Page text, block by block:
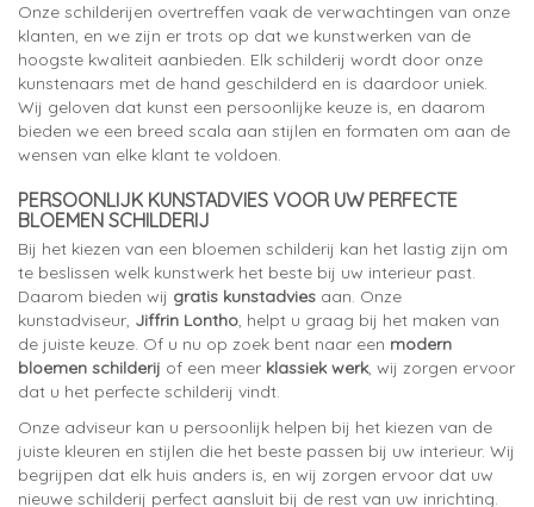
Onze schilderijen overtreffen vaak de verwachtingen van onze
klanten, en we zijn er trots op dat we kunstwerken van de
hoogste kwaliteit aanbieden. Elk schilderij wordt door onze
kunstenaars met de hand geschilderd en is daardoor uniek.
Wij geloven dat kunst een persoonlijke keuze is, en daarom
bieden we een breed scala aan stijlen en formaten om aan de
wensen van elke klant te voldoen.
PERSOONLIJK KUNSTADVIES VOOR UW PERFECTE
BLOEMEN SCHILDERIJ
Bij het kiezen van een bloemen schilderij kan het lastig zijn om
te beslissen welk kunstwerk het beste bij uw interieur past.
Daarom bieden wij gratis kunstadvies aan. Onze
kunstadviseur, Jiffrin Lontho, helpt u graag bij het maken van
de juiste keuze. Of u nu op zoek bent naar een modern
bloemen schilderij of een meer klassiek werk, wij zorgen ervoor
dat u het perfecte schilderij vindt.
Onze adviseur kan u persoonlijk helpen bij het kiezen van de
juiste kleuren en stijlen die het beste passen bij uw interieur. Wij
begrijpen dat elk huis anders is, en wij zorgen ervoor dat uw
nieuwe schilderij perfect aansluit bij de rest van uw inrichting.